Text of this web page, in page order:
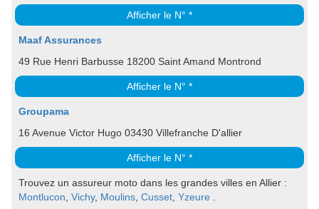
Afficher le N° *
Maaf Assurances
49 Rue Henri Barbusse 18200 Saint Amand Montrond
Afficher le N° *
Groupama
16 Avenue Victor Hugo 03430 Villefranche D'allier
Afficher le N° *
Trouvez un assureur moto dans les grandes villes en Allier :
Montlucon Vichy, Moulins Cusset Yzeure